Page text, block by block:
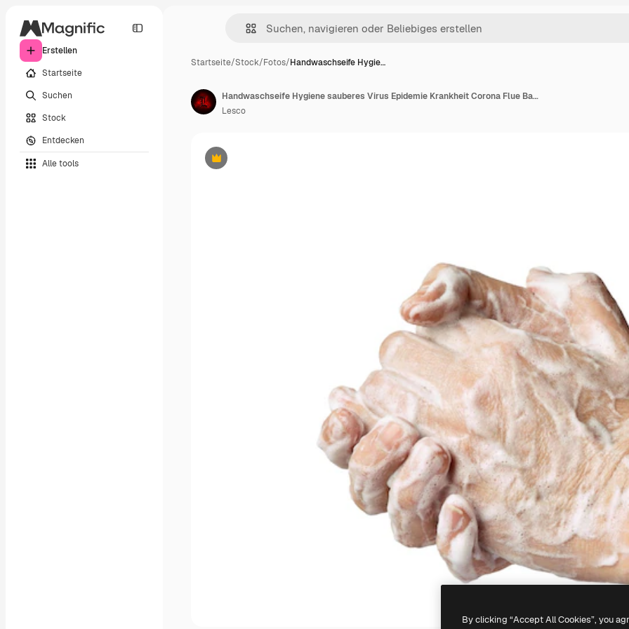
Erstellen
Startseite
Suchen
Stock
Entdecken
Alle tools
Startseite/Stock/Fotos/Handwaschseife Hygie…
Premium
Handwaschseife Hygiene sauberes Virus Epidemie Krankheit Corona Flue Badezimmerwasser
Lesco
By clicking “Accept All Cookies”, you